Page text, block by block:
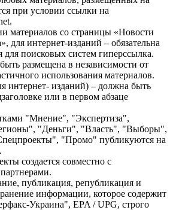
при условии ссылки на
материалов со страницы «Новости
для интернет-изданий – обязательна
для поисковых систем гиперссылка.
размещена в независимости от
использования материалов.
интернет- изданий) – должна быть
или в первом абзаце
"Мнение", "Экспертиза",
"Деньги", "Власть", "Выборы",
"Промо" публикуются на
создается совместно с
публикация, републикация и
информации, которое содержит
Украина", EPA / UPG, строго